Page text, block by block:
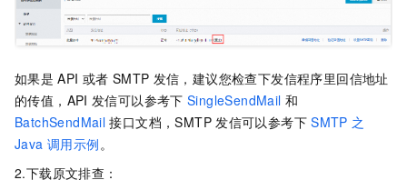
如果是 API 或者 SMTP 发信，建议您检查下发信程序里回信地址
的传值，API 发信可以参考下 SingleSendMail 和
BatchSendMail 接口文档，SMTP 发信可以参考下 SMTP 之
Java 调用示例。
2.下载原文排查：